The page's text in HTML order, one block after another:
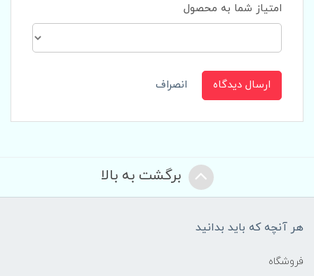
امتیاز شما به محصول
ارسال دیدگاه انصراف
برگشت به بالا
هر آنچه که باید بدانید
فروشگاه